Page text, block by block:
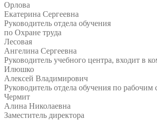
Орлова
Екатерина Сергеевна
Руководитель отдела обучения
по Охране труда
Лесовая
Ангелина Сергеевна
Руководитель учебного центра, входит в
Илюшко
Алексей Владимирович
Руководитель отдела обучения по рабочим
Чермит
Алина Николаевна
Заместитель директора